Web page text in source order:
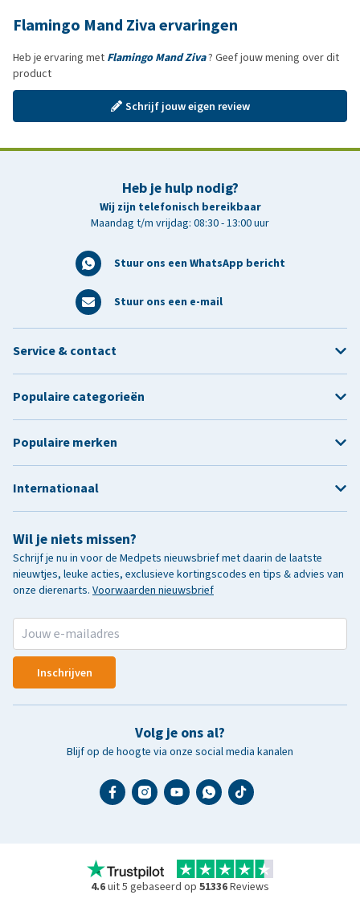
Flamingo Mand Ziva ervaringen
Heb je ervaring met Flamingo Mand Ziva? Geef jouw mening over dit
product
Schrijf jouw eigen review
Heb je hulp nodig?
Wij zijn telefonisch bereikbaar
Maandag t/m vrijdag: 08:30 - 13:00 uur
Stuur ons een WhatsApp bericht
Stuur ons een e-mail
Wil je niets missen?
Schrijf je nu in voor de Medpets nieuwsbrief met daarin de laatste
nieuwtjes, leuke acties, exclusieve kortingscodes en tips & advies van
onze dierenarts. Voorwaarden nieuwsbrief
Inschrijven
Volg je ons al?
Blijf op de hoogte via onze social media kanalen
Service & contact
Populaire categorieën
Populaire merken
Internationaal
4.6uit 5 gebaseerd op 51336Reviews